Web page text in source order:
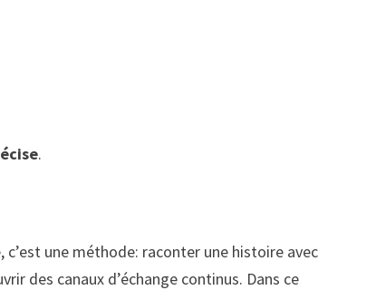
.
c’est une méthode: raconter une histoire avec
des canaux d’échange continus. Dans ce